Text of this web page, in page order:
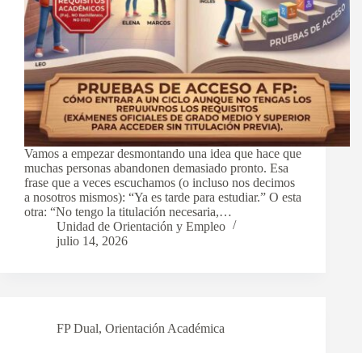
Vamos a empezar desmontando una idea que hace que
muchas personas abandonen demasiado pronto. Esa
frase que a veces escuchamos (o incluso nos decimos
a nosotros mismos): “Ya es tarde para estudiar.” O esta
otra: “No tengo la titulación necesaria,…
Unidad de Orientación y Empleo
julio 14, 2026
FP Dual, Orientación Académica